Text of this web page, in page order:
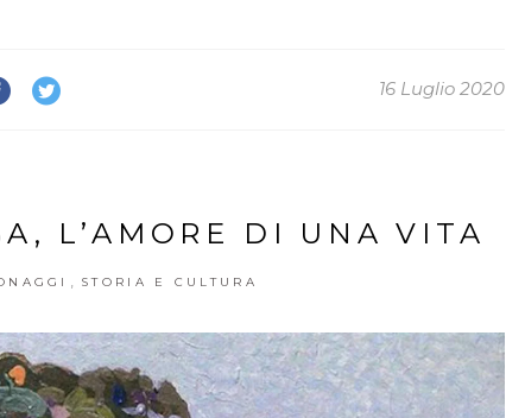
16 Luglio 2020
L’AMORE DI UNA VITA
STORIA E CULTURA